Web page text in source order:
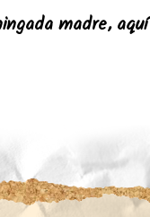
madre,